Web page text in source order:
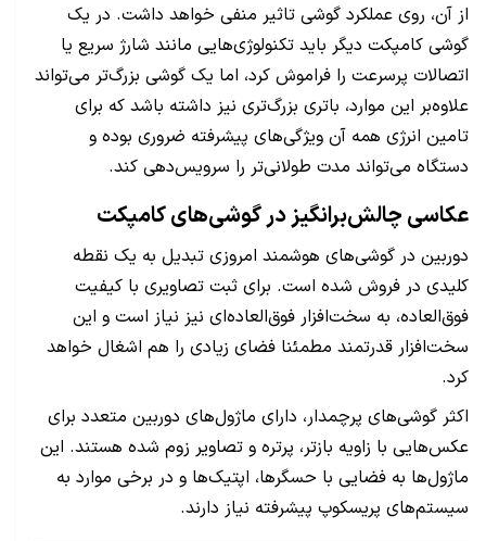
از آن، روی عملکرد گوشی تاثیر منفی خواهد داشت. در یک
گوشی کامپکت دیگر باید تکنولوژی‌هایی مانند شارژ سریع یا
اتصالات پرسرعت را فراموش کرد، اما یک گوشی بزرگ‌تر می‌تواند
علاوه‌بر این موارد، باتری بزرگ‌تری نیز داشته باشد که برای
تامین انرژی همه آن ویژگی‌های پیشرفته ضروری بوده و
دستگاه می‌تواند مدت طولانی‌تر را سرویس‌دهی کند.
عکاسی چالش‌برانگیز در گوشی‌های کامپکت
دوربین در گوشی‌های هوشمند امروزی تبدیل به یک نقطه
کلیدی در فروش شده است. برای ثبت تصاویری با کیفیت
فوق‌العاده، به سخت‌افزار فوق‌العاده‌ای نیز نیاز است و این
سخت‌افزار قدرتمند مطمئنا فضای زیادی را هم اشغال خواهد
کرد.
اکثر گوشی‌های پرچمدار، دارای ماژول‌های دوربین متعدد برای
عکس‌هایی با زاویه بازتر، پرتره و تصاویر زوم شده هستند. این
ماژول‌ها به فضایی با حسگرها، اپتیک‌ها و در برخی موارد به
سیستم‌های پریسکوپ پیشرفته نیاز دارند.